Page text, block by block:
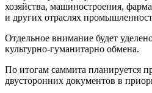
хозяйства, машиностроения,
и других отраслях
Отдельное внимание будет
культурно-гуманитарно обмена.
По итогам саммита планируется
двусторонних документов в